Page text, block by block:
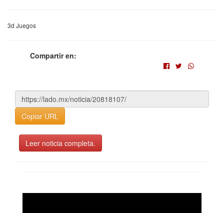
3d Juegos
Compartir en:
Copiar URL
Leer noticia completa.